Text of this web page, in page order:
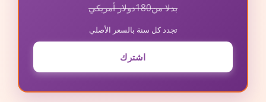
بدلا من180دولار أمريكي
تجدد كل سنة بالسعر الأصلي
اشترك